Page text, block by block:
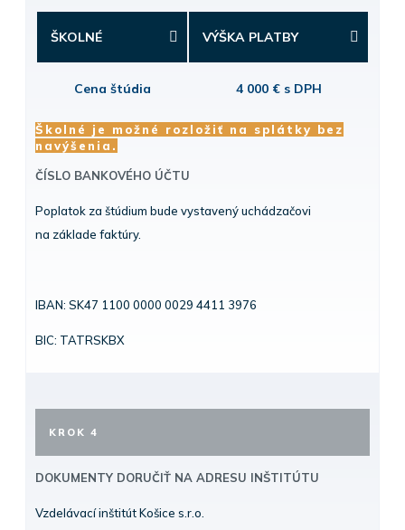
ŠKOLNÉ VÝŠKA PLATBY
Cena štúdia 4 000 € s DPH
Školné je možné rozložiť na splátky bez
navýšenia.
ČÍSLO BANKOVÉHO ÚČTU
Poplatok za štúdium bude vystavený uchádzačovi
na základe faktúry.
IBAN: SK47 1100 0000 0029 4411 3976
BIC: TATRSKBX
KROK 4
DOKUMENTY DORUČIŤ NA ADRESU INŠTITÚTU
Vzdelávací inštitút Košice s.r.o.